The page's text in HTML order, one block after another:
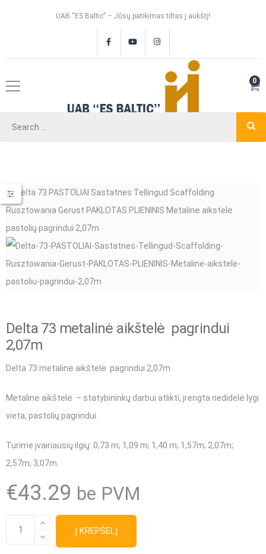
UAB “ES Baltic” – Jūsų patikimas tiltas į aukštį!
0
Delta 73 metalinė aikštelė pagrindui
2,07m
Delta 73 metalinė aikštelė pagrindui 2,07m.
Metalinė aikštelė – statybininkų darbui atlikti, įrengta nedidelė lygi
vieta, pastolių pagrindui.
Turime įvairiausių ilgių: 0,73 m; 1,09 m; 1,40 m; 1,57m; 2,07m;
2,57m; 3,07m
€43.29 be PVM
Į KREPŠELĮ